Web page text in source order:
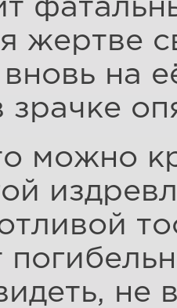
жертве
на
зрачке
можно
не